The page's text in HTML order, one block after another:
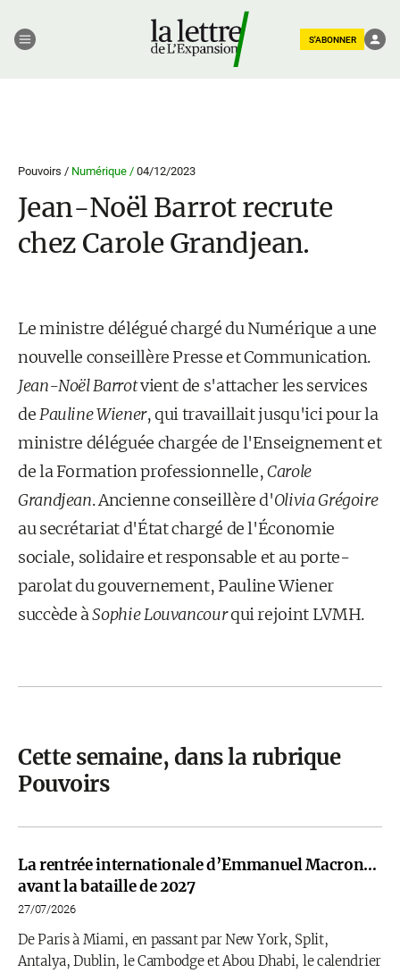
S'ABONNER
Pouvoirs / Numérique / 04/12/2023
Jean-Noël Barrot recrute
chez Carole Grandjean.
Le ministre délégué chargé du Numérique a une
nouvelle conseillère Presse et Communication.
Jean-Noël Barrotvient de s'attacher les services
dePauline Wiener, qui travaillait jusqu'ici pour la
ministre déléguée chargée de l'Enseignement et
de la Formation professionnelle,Carole
Grandjean. Ancienne conseillère d'Olivia Grégoire
au secrétariat d'État chargé de l'Économie
sociale, solidaire et responsable et au porte-
parolat du gouvernement, Pauline Wiener
succède àSophie Louvancourqui rejoint LVMH.
Cette semaine, dans la rubrique
Pouvoirs
La rentrée internationale d’Emmanuel Macron…
avant la bataille de 2027
27/07/2026
De Paris à Miami, en passant par New York, Split,
Antalya, Dublin, le Cambodge et Abou Dhabi, le calendrier